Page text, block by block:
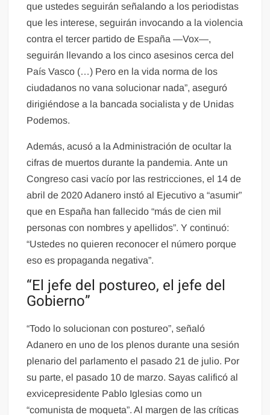
que ustedes seguirán señalando a los periodistas
que les interese, seguirán invocando a la violencia
contra el tercer partido de España —Vox—,
seguirán llevando a los cinco asesinos cerca del
País Vasco (…) Pero en la vida norma de los
ciudadanos no vana solucionar nada”, aseguró
dirigiéndose a la bancada socialista y de Unidas
Podemos.
Además, acusó a la Administración de ocultar la
cifras de muertos durante la pandemia. Ante un
Congreso casi vacío por las restricciones, el 14 de
abril de 2020 Adanero instó al Ejecutivo a “asumir”
que en España han fallecido “más de cien mil
personas con nombres y apellidos”. Y continuó:
“Ustedes no quieren reconocer el número porque
eso es propaganda negativa”.
“El jefe del postureo, el jefe del
Gobierno”
“Todo lo solucionan con postureo”, señaló
Adanero en uno de los plenos durante una sesión
plenario del parlamento el pasado 21 de julio. Por
su parte, el pasado 10 de marzo. Sayas calificó al
exvicepresidente Pablo Iglesias como un
“comunista de moqueta”. Al margen de las críticas